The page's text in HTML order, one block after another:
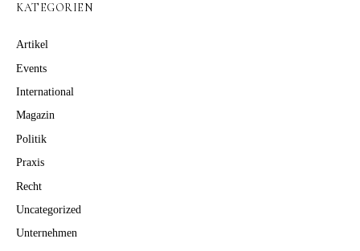
KATEGORIEN
Artikel
Events
International
Magazin
Politik
Praxis
Recht
Uncategorized
Unternehmen